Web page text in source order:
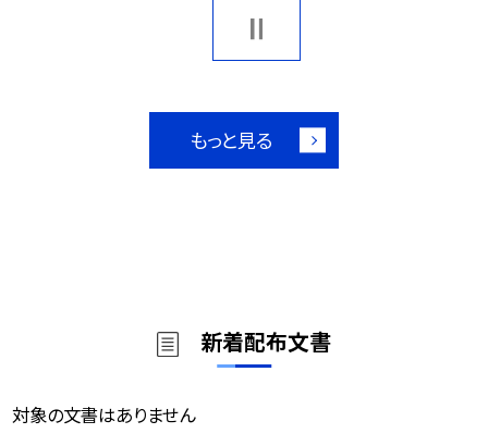
もっと見る
新着配布文書
対象の文書はありません